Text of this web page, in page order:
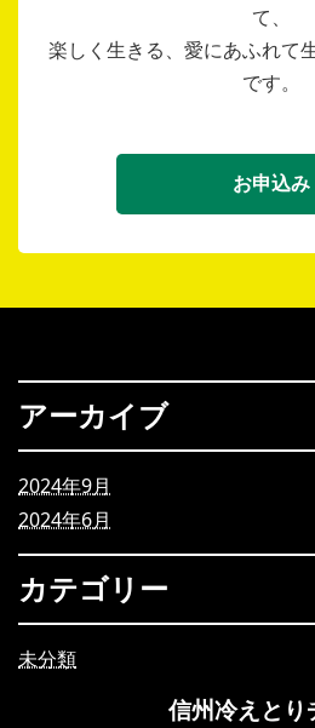
て、
楽しく生きる、愛にあふれて
です。
お申込み
アーカイブ
2024年9月
2024年6月
カテゴリー
未分類
信州冷えとり